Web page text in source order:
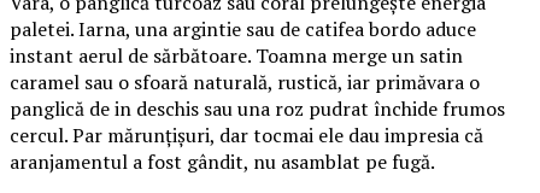
paletei. Iarna, una argintie sau de catifea bordo aduce
instant aerul de sărbătoare. Toamna merge un satin
caramel sau o sfoară naturală, rustică, iar primăvara o
panglică de in deschis sau una roz pudrat închide frumos
cercul. Par mărunțișuri, dar tocmai ele dau impresia că
aranjamentul a fost gândit, nu asamblat pe fugă.